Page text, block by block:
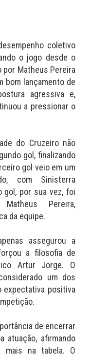
coletivo
o jogo desde o
por Matheus Pereira
bom lançamento de
agressiva e,
a pressionar o
do Cruzeiro não
gol, finalizando
gol veio em um
com Sinisterra
gol, por sua vez, foi
Pereira,
da equipe.
assegurou a
a filosofia de
Artur Jorge. O
um dos
expectativa positiva
de encerrar
atuação, afirmando
na tabela. O